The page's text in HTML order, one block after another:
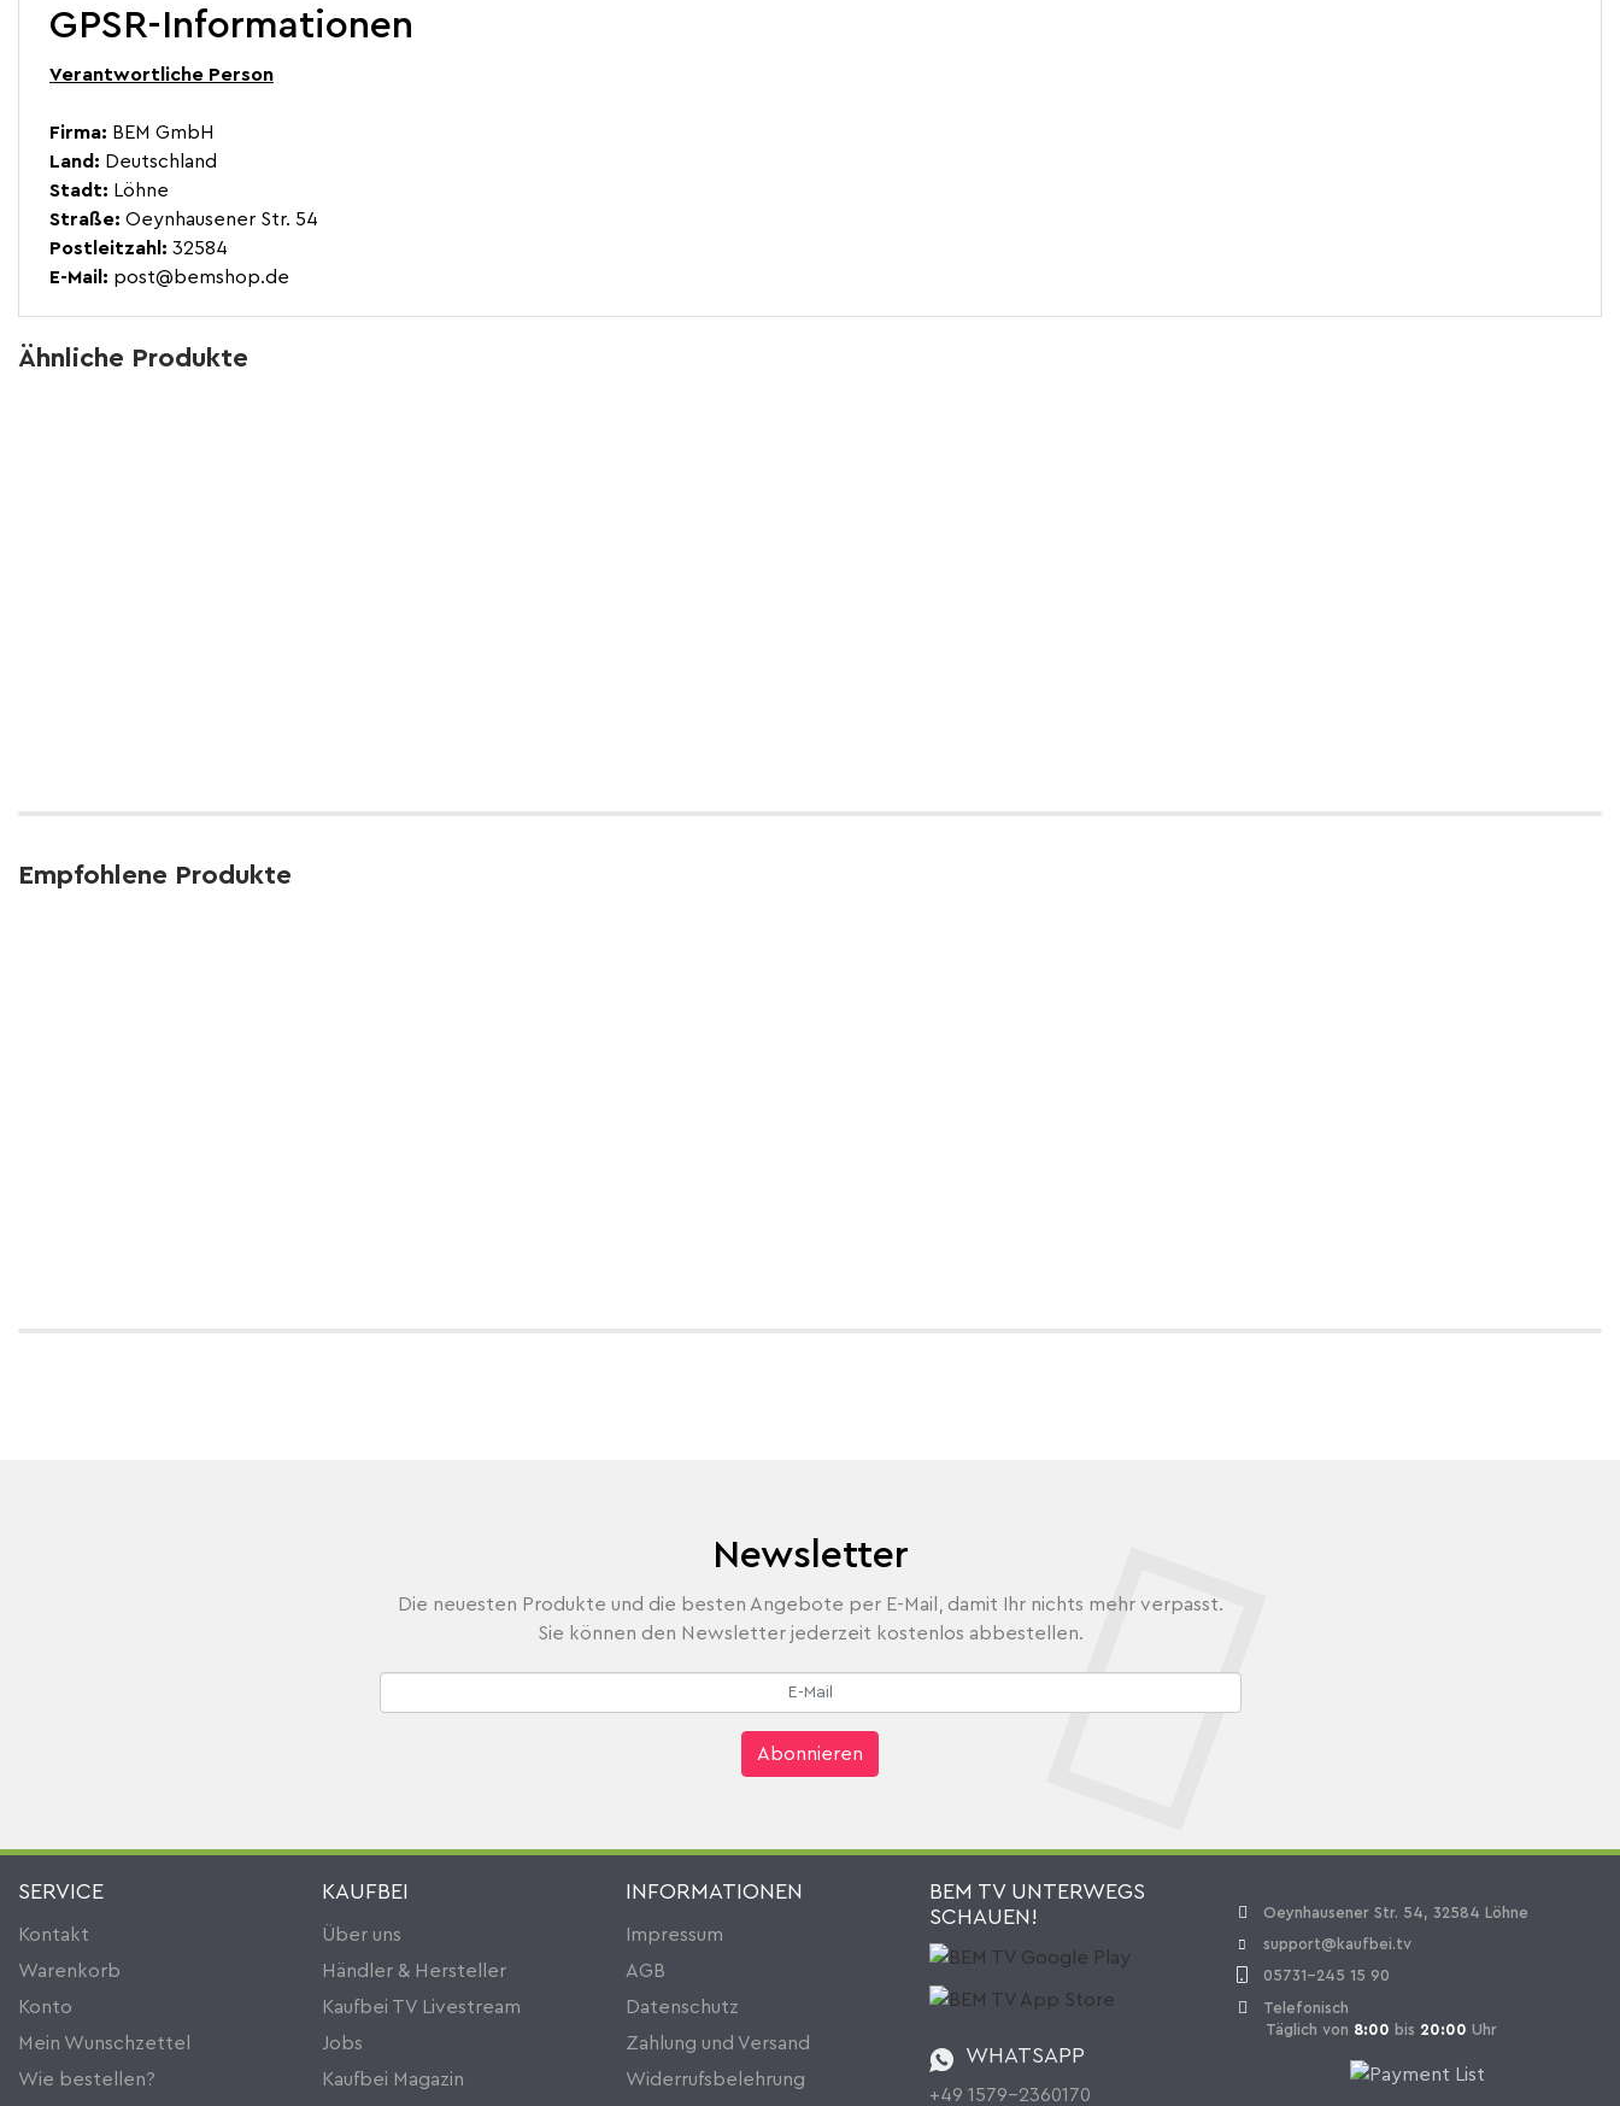
GPSR-Informationen
Verantwortliche Person
Firma: BEM GmbH
Land: Deutschland
Stadt: Löhne
Straße: Oeynhausener Str. 54
Postleitzahl: 32584
E-Mail: post@bemshop.de
Ähnliche Produkte
Empfohlene Produkte
Newsletter
Die neuesten Produkte und die besten Angebote per E-Mail, damit Ihr nichts mehr verpasst.
Sie können den Newsletter jederzeit kostenlos abbestellen.
Abonnieren
SERVICE
Kontakt
Warenkorb
Konto
Mein Wunschzettel
Wie bestellen?
KAUFBEI
Über uns
Händler & Hersteller
Kaufbei TV Livestream
Jobs
Kaufbei Magazin
INFORMATIONEN
Impressum
AGB
Datenschutz
Zahlung und Versand
Widerrufsbelehrung
BEM TV UNTERWEGS
SCHAUEN!
WHATSAPP
+49 1579-2360170
Oeynhausener Str. 54, 32584 Löhne
support@kaufbei.tv
05731-245 15 90
Telefonisch
Täglich von 8:00 bis 20:00 Uhr